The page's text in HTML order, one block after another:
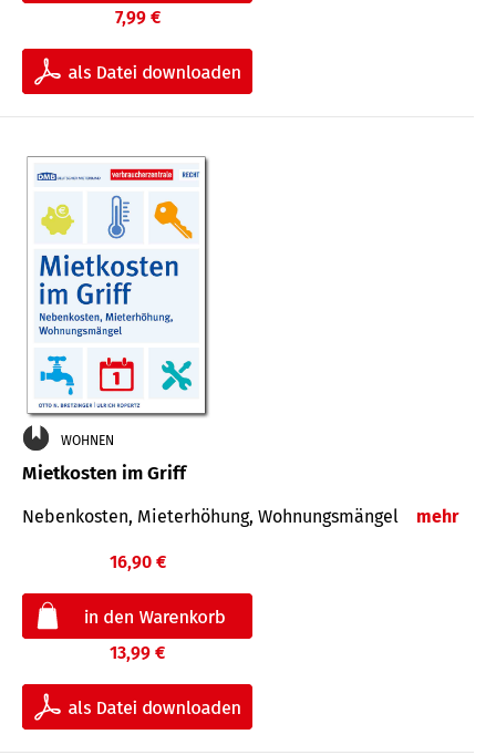
7,99 €
WOHNEN
Mietkosten im Griff
Nebenkosten, Mieterhöhung, Wohnungsmängel mehr
16,90 €
13,99 €